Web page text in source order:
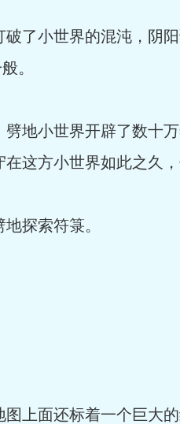
小世界的混沌，阴
。
小世界开辟了数十
这方小世界如此之久
探索符箓。
面还标着一个巨大的